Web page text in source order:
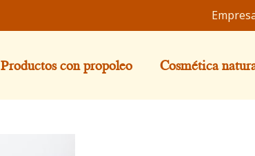
Productos con propoleo Cosmética